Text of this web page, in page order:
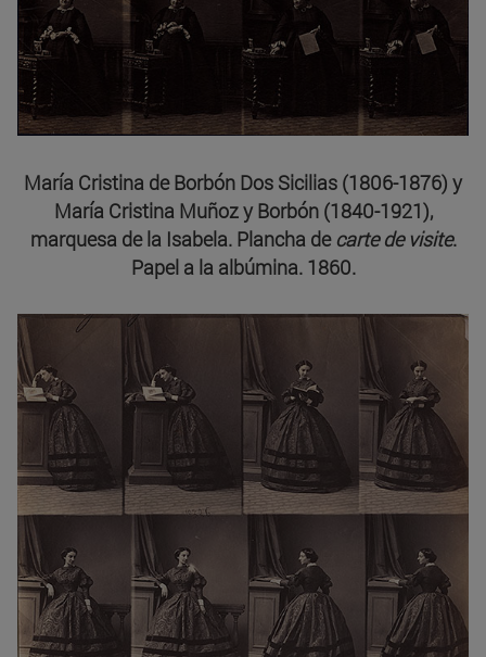
María Cristina de Borbón Dos Sicilias (1806-1876) y
María Cristina Muñoz y Borbón (1840-1921),
marquesa de la Isabela. Plancha de carte de visite.
Papel a la albúmina. 1860.